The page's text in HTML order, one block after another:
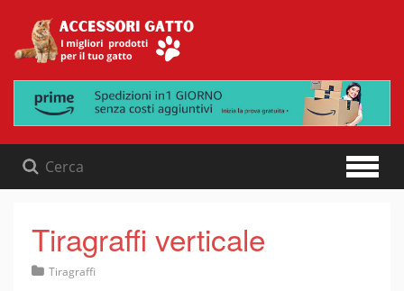
content
Tiragraffi verticale
Tiragraffi